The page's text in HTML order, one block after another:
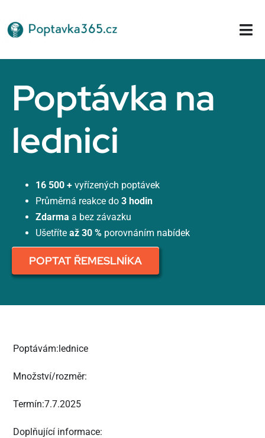
na
obsah
Poptávka na
lednici
16 500 + vyřízených poptávek
Průměrná reakce do 3 hodin
Zdarma a bez závazku
Ušetříte až 30 %porovnáním nabídek
POPTAT ŘEMESLNÍKA
Poptávám:lednice
Množství/rozměr:
Termín:7.7.2025
Doplňující informace: